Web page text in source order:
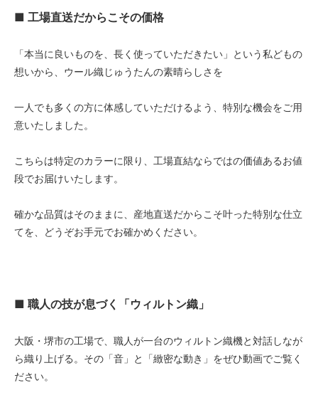
■ 工場直送だからこその価格
「本当に良いものを、長く使っていただきたい」という私どもの
想いから、ウール織じゅうたんの素晴らしさを
一人でも多くの方に体感していただけるよう、特別な機会をご用
意いたしました。
こちらは特定のカラーに限り、工場直結ならではの価値あるお値
段でお届けいたします。
確かな品質はそのままに、産地直送だからこそ叶った特別な仕立
てを、どうぞお手元でお確かめください。
■ 職人の技が息づく「ウィルトン織」
大阪・堺市の工場で、職人が一台のウィルトン織機と対話しなが
ら織り上げる。その「音」と「緻密な動き」をぜひ動画でご覧く
ださい。